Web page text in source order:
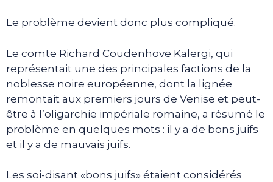
Le problème devient donc plus compliqué.
Le comte Richard Coudenhove Kalergi, qui
représentait une des principales factions de la
noblesse noire européenne, dont la lignée
remontait aux premiers jours de Venise et peut-
être à l’oligarchie impériale romaine, a résumé le
problème en quelques mots : il y a de bons juifs
et il y a de mauvais juifs.
Les soi-disant «bons juifs» étaient considérés